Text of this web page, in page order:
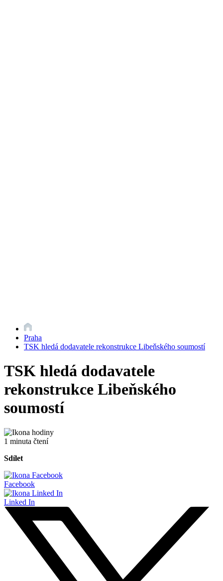
Praha
TSK hledá dodavatele rekonstrukce Libeňského soumostí
TSK hledá dodavatele
rekonstrukce Libeňského
soumostí
1 minuta čtení
Sdílet
Facebook
Linked In